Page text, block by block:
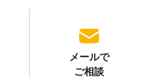
メールで
ご相談